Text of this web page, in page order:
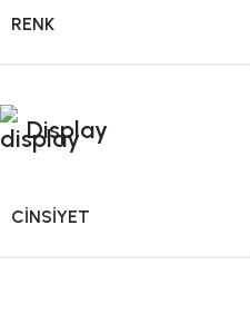
RENK
Display
CINSIYET